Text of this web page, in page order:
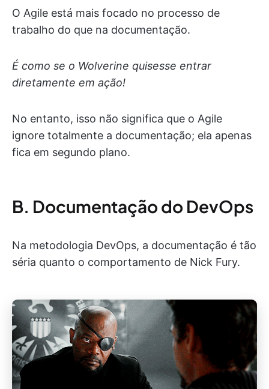
O Agile está mais focado no processo de
trabalho do que na documentação.
É como se o Wolverine quisesse entrar
diretamente em ação!
No entanto, isso não significa que o Agile
ignore totalmente a documentação; ela apenas
fica em segundo plano.
B. Documentação do DevOps
Na metodologia DevOps, a documentação é tão
séria quanto o comportamento de Nick Fury.